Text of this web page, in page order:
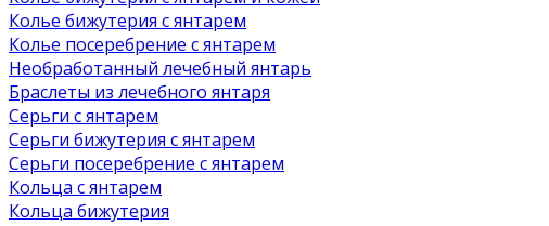
Колье бижутерия с янтарем
Колье посеребрение с янтарем
Необработанный лечебный янтарь
Браслеты из лечебного янтаря
Серьги с янтарем
Серьги бижутерия с янтарем
Серьги посеребрение с янтарем
Кольца с янтарем
Кольца бижутерия